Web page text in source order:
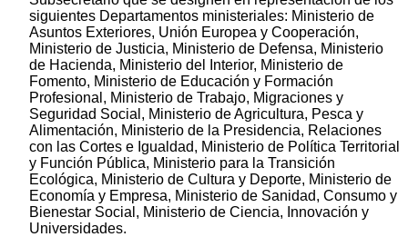
siguientes Departamentos ministeriales: Ministerio de
Asuntos Exteriores, Unión Europea y Cooperación,
Ministerio de Justicia, Ministerio de Defensa, Ministerio
de Hacienda, Ministerio del Interior, Ministerio de
Fomento, Ministerio de Educación y Formación
Profesional, Ministerio de Trabajo, Migraciones y
Seguridad Social, Ministerio de Agricultura, Pesca y
Alimentación, Ministerio de la Presidencia, Relaciones
con las Cortes e Igualdad, Ministerio de Política Territorial
y Función Pública, Ministerio para la Transición
Ecológica, Ministerio de Cultura y Deporte, Ministerio de
Economía y Empresa, Ministerio de Sanidad, Consumo y
Bienestar Social, Ministerio de Ciencia, Innovación y
Universidades.